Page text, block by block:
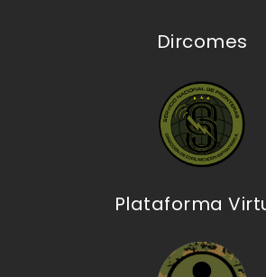
Dircomes
Plataforma